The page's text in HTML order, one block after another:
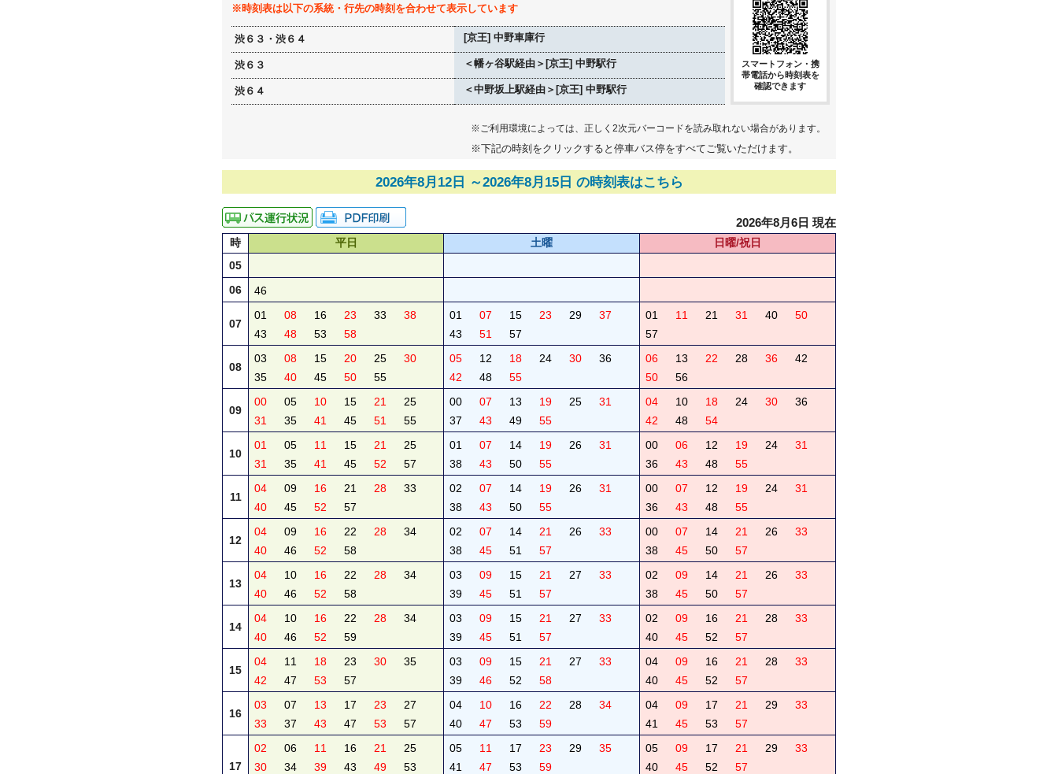
※時刻表は以下の系統・行先の時刻を合わせて表示しています
渋６３・渋６４ [京王] 中野車庫行
渋６３ ＜幡ヶ谷駅経由＞[京王] 中野駅行
渋６４ ＜中野坂上駅経由＞[京王] 中野駅行
スマートフォン・携
帯電話から時刻表を
確認できます
※ご利用環境によっては、正しく2次元バーコードを読み取れない場合があります。
※下記の時刻をクリックすると停車バス停をすべてご覧いただけます。
2026年8月12日 ～2026年8月15日 の時刻表はこちら
2026年8月6日 現在
時 平日 土曜
日曜/祝日
05
06
46
07
01 08 16 23 33
38
43
48 53 58
01 07 15 23 29
37
43
51 57
01 11 21 31 40
50
57
08
03 08 15 20 25
30
35
40 45 50 55
05 12 18 24 30
36
42
48 55
06 13 22 28 36
42
50
56
09
00 05 10 15 21
25
31
35 41 45 51 55
00 07 13 19 25
31
37
43 49 55
04 10 18 24 30
36
42
48 54
10
01 05 11 15 21
25
31
35 41 45 52 57
01 07 14 19 26
31
38
43 50 55
00 06 12 19 24
31
36
43 48 55
11
04 09 16 21 28
33
40
45 52 57
02 07 14 19 26
31
38
43 50 55
00 07 12 19 24
31
36
43 48 55
12
04 09 16 22 28
34
40
46 52 58
02 07 14 21 26
33
38
45 51 57
00 07 14 21 26
33
38
45 50 57
13
04 10 16 22 28
34
40
46 52 58
03 09 15 21 27
33
39
45 51 57
02 09 14 21 26
33
38
45 50 57
14
04 10 16 22 28
34
40
46 52 59
03 09 15 21 27
33
39
45 51 57
02 09 16 21 28
33
40
45 52 57
15
04 11 18 23 30
35
42
47 53 57
03 09 15 21 27
33
39
46 52 58
04 09 16 21 28
33
40
45 52 57
16
03 07 13 17 23
27
33
37 43 47 53 57
04 10 16 22 28
34
40
47 53 59
04 09 17 21 29
33
41
45 53 57
17
02 06 11 16 21
25
30
34 39 43 49
53
05 11 17 23 29
35
41
47 53 59
05 09 17 21 29
33
40
45 52 57